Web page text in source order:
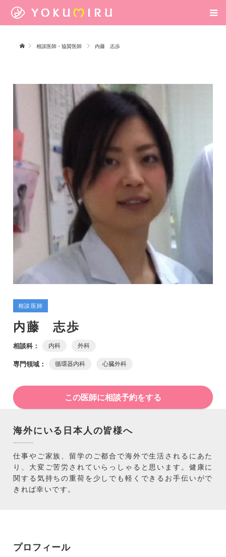
相談医師・協賛医師 内藤 志歩
相談医師
内藤 志歩
相談科： 内科 外科
専門領域： 循環器内科 心臓外科
この医師に相談予約をする
海外にいる日本人の皆様へ
仕事やご家族、留学のご都合で海外で生活されるにあた
り、大変ご苦労されていらっしゃると思います。健康に
関する気持ちの重荷を少しでも軽くできるお手伝いがで
きれば幸いです。
プロフィール